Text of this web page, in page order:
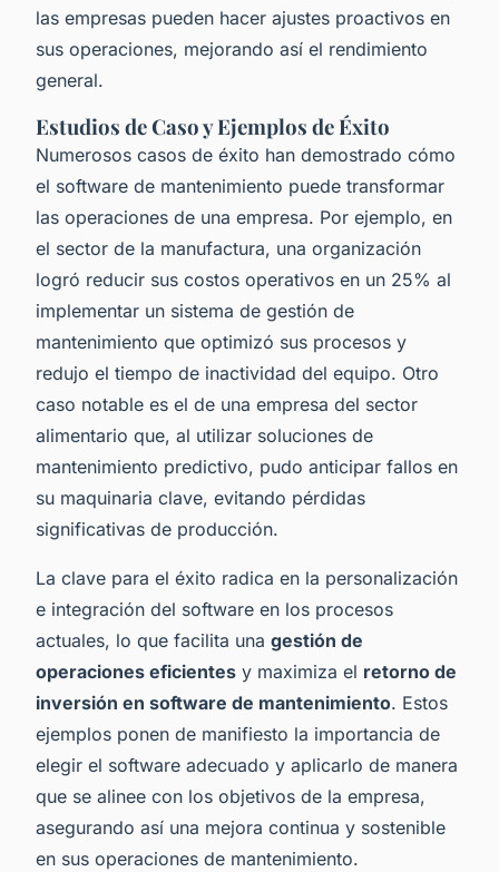
las empresas pueden hacer ajustes proactivos en
sus operaciones, mejorando así el rendimiento
general.
Estudios de Caso y Ejemplos de Éxito
Numerosos casos de éxito han demostrado cómo
el software de mantenimiento puede transformar
las operaciones de una empresa. Por ejemplo, en
el sector de la manufactura, una organización
logró reducir sus costos operativos en un 25% al
implementar un sistema de gestión de
mantenimiento que optimizó sus procesos y
redujo el tiempo de inactividad del equipo. Otro
caso notable es el de una empresa del sector
alimentario que, al utilizar soluciones de
mantenimiento predictivo, pudo anticipar fallos en
su maquinaria clave, evitando pérdidas
significativas de producción.
La clave para el éxito radica en la personalización
e integración del software en los procesos
actuales, lo que facilita una gestión de
operaciones eficientes y maximiza el retorno de
inversión en software de mantenimiento. Estos
ejemplos ponen de manifiesto la importancia de
elegir el software adecuado y aplicarlo de manera
que se alinee con los objetivos de la empresa,
asegurando así una mejora continua y sostenible
en sus operaciones de mantenimiento.